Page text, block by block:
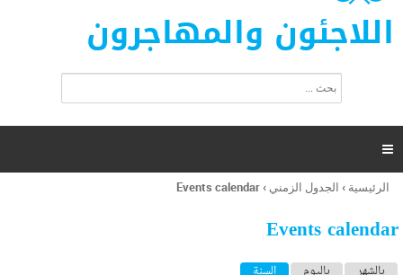
اللاجئون والمهاجرون
ت
ر
ل
ح
ب

أنت
هنا
الرئيسية › الجدول الزمني ›
Events calendar
Events calendar